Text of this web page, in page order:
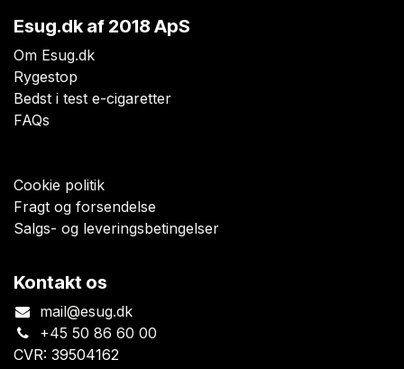
Esug.dkaf 2018 ApS
Om Esug.dk
Rygestop
Bedst i test e-cigaretter
FAQs
Cookie politik
Fragt og forsendelse
Salgs- og leveringsbetingelser
Kontakt os
mail@esug.dk
+45 50 86 60 00
CVR: 39504162